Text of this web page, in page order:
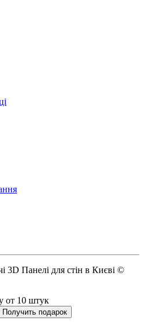
3D Панелі для стін в Києві ©
от 10 штук
Получить подарок